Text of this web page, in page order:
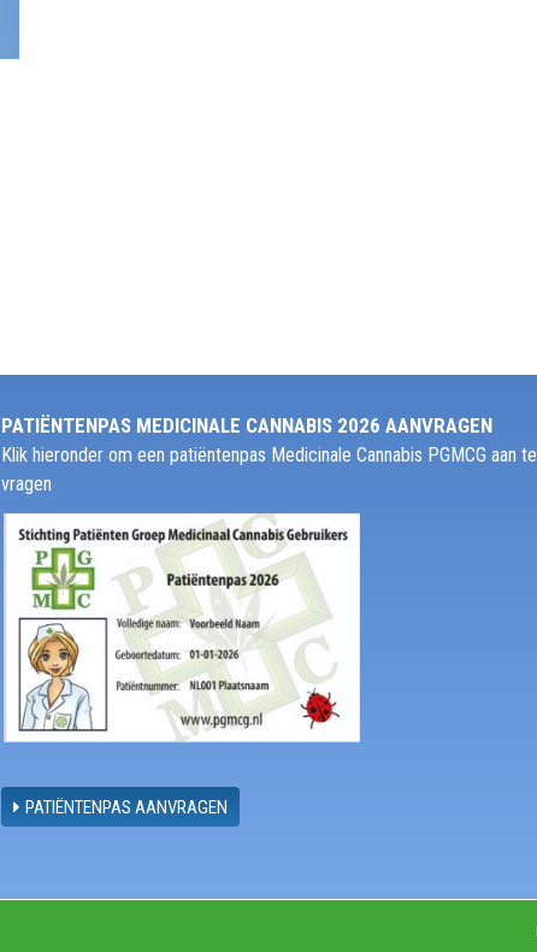
PATIËNTENPAS MEDICINALE CANNABIS 2026 AANVRAGEN
Klik hieronder om een patiëntenpas Medicinale Cannabis PGMCG aan te
vragen
PATIËNTENPAS AANVRAGEN